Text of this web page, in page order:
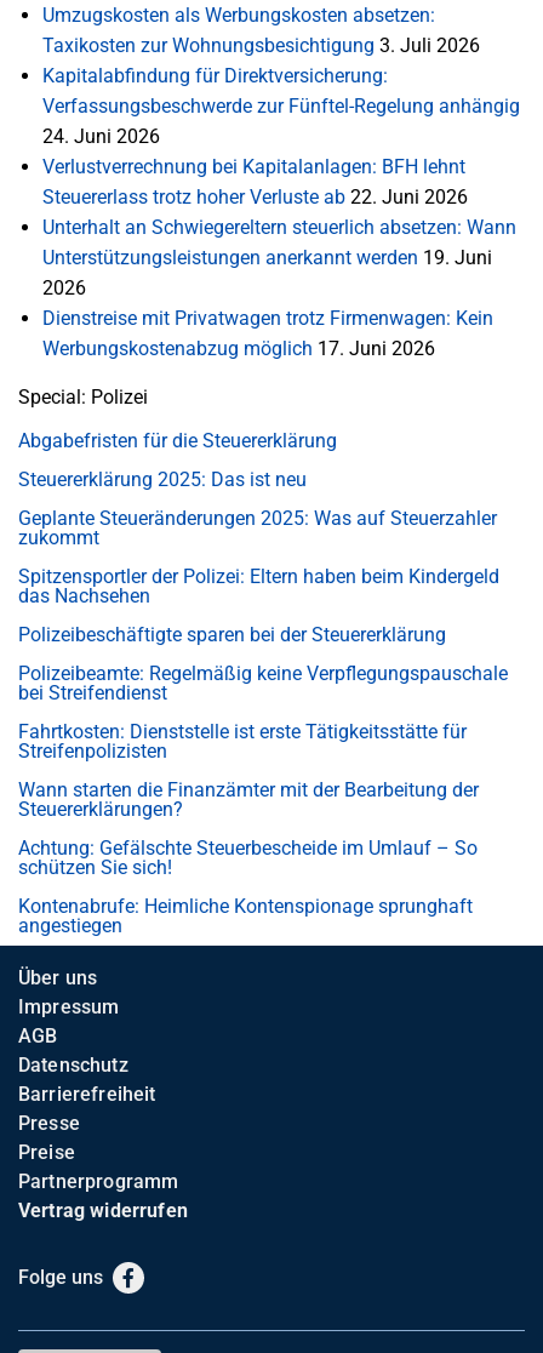
Umzugskosten als Werbungskosten absetzen:
Taxikosten zur Wohnungsbesichtigung 3. Juli 2026
Kapitalabfindung für Direktversicherung:
Verfassungsbeschwerde zur Fünftel-Regelung anhängig
24. Juni 2026
Verlustverrechnung bei Kapitalanlagen: BFH lehnt
Steuererlass trotz hoher Verluste ab 22. Juni 2026
Unterhalt an Schwiegereltern steuerlich absetzen: Wann
Unterstützungsleistungen anerkannt werden 19. Juni
2026
Dienstreise mit Privatwagen trotz Firmenwagen: Kein
Werbungskostenabzug möglich 17. Juni 2026
Special: Polizei
Abgabefristen für die Steuererklärung
Steuererklärung 2025: Das ist neu
Geplante Steueränderungen 2025: Was auf Steuerzahler
zukommt
Spitzensportler der Polizei: Eltern haben beim Kindergeld
das Nachsehen
Polizeibeschäftigte sparen bei der Steuererklärung
Polizeibeamte: Regelmäßig keine Verpflegungspauschale
bei Streifendienst
Fahrtkosten: Dienststelle ist erste Tätigkeitsstätte für
Streifenpolizisten
Wann starten die Finanzämter mit der Bearbeitung der
Steuererklärungen?
Achtung: Gefälschte Steuerbescheide im Umlauf – So
schützen Sie sich!
Kontenabrufe: Heimliche Kontenspionage sprunghaft
angestiegen
Über uns
Impressum
AGB
Datenschutz
Barrierefreiheit
Presse
Preise
Partnerprogramm
Vertrag widerrufen
Folge uns Facebook